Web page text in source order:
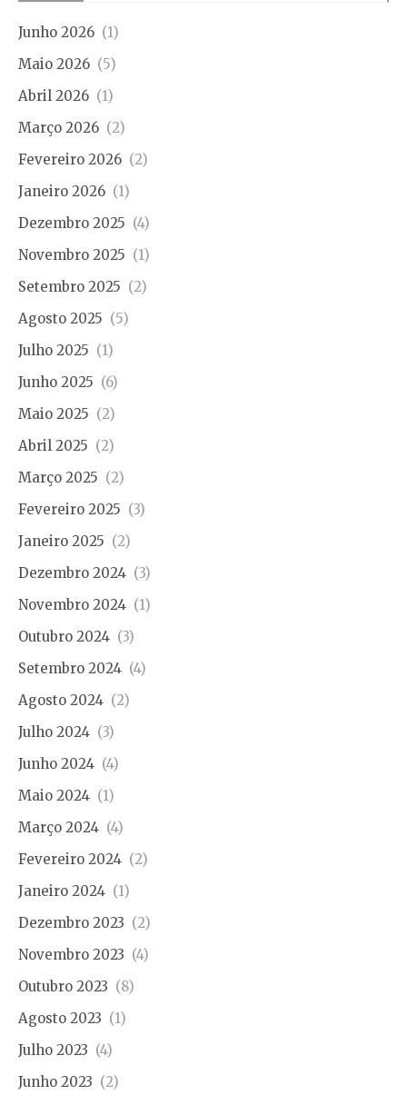
Junho 2026 (1)
Maio 2026 (5)
Abril 2026 (1)
Março 2026 (2)
Fevereiro 2026 (2)
Janeiro 2026 (1)
Dezembro 2025 (4)
Novembro 2025 (1)
Setembro 2025 (2)
Agosto 2025 (5)
Julho 2025 (1)
Junho 2025 (6)
Maio 2025 (2)
Abril 2025 (2)
Março 2025 (2)
Fevereiro 2025 (3)
Janeiro 2025 (2)
Dezembro 2024 (3)
Novembro 2024 (1)
Outubro 2024 (3)
Setembro 2024 (4)
Agosto 2024 (2)
Julho 2024 (3)
Junho 2024 (4)
Maio 2024 (1)
Março 2024 (4)
Fevereiro 2024 (2)
Janeiro 2024 (1)
Dezembro 2023 (2)
Novembro 2023 (4)
Outubro 2023 (8)
Agosto 2023 (1)
Julho 2023 (4)
Junho 2023 (2)